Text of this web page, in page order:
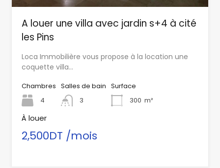
A louer une villa avec jardin s+4 à cité
les Pins
Loca Immobilière vous propose à la location une
coquette villa…
Chambres
4
Salles de bain
3
Surface
300 m²
À louer
2,500DT /mois